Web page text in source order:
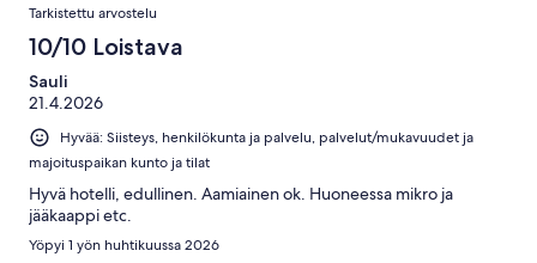
Tarkistettu arvostelu
10/10 Loistava
Sauli
21.4.2026
Hyvää: Siisteys, henkilökunta ja palvelu, palvelut/mukavuudet ja
majoituspaikan kunto ja tilat
Hyvä hotelli, edullinen. Aamiainen ok. Huoneessa mikro ja
jääkaappi etc.
Yöpyi 1 yön huhtikuussa 2026